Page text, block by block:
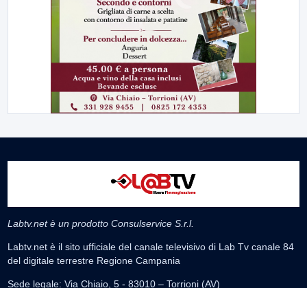
Labtv.net è un prodotto Consulservice S.r.l.
Labtv.net è il sito ufficiale del canale televisivo di Lab Tv canale 84
del digitale terrestre Regione Campania
Sede legale: Via Chiaio, 5 - 83010 – Torrioni (AV)